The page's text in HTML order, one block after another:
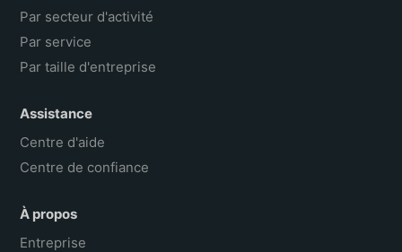
Par secteur d'activité
Par service
Par taille d'entreprise
Assistance
Centre d'aide
Centre de confiance
À propos
Entreprise